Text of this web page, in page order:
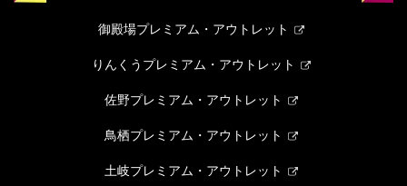
御殿場プレミアム・アウトレット
りんくうプレミアム・アウトレット
佐野プレミアム・アウトレット
鳥栖プレミアム・アウトレット
土岐プレミアム・アウトレット